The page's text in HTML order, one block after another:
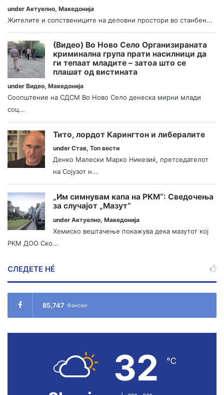
under Актуелно, Македонија
Жителите и сопствениците на деловни простори во станбен...
(Видео) Во Ново Село Организираната
криминална група прати насилници да
ги тепаат младите – затоа што се
плашат од вистината
under Видео, Македонија
Соопштение на СДСМ Во Ново Село денеска мирни млади
соц...
Тито, лордот Карингтон и либералите
under Став, Топ вести
Денко Малески Марко Никезиќ, претседателот
на Сојузот н...
„Им симнувам капа на РКМ“: Сведочења
за случајот „Мазут“
under Актуелно, Македонија
Хемиско вештачење покажува дека мазутот кој
РКМ ДОО Ско...
СЛЕДЕТЕ НÉ
85,747 Фанови
32 ℃